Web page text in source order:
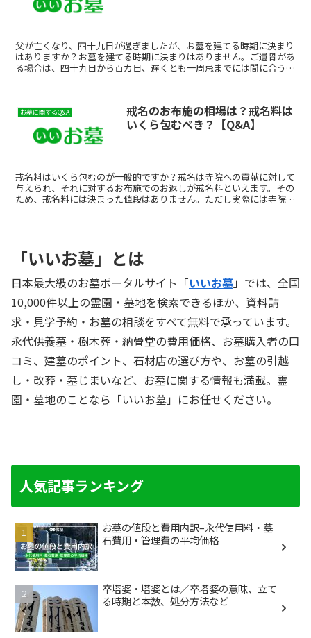
父が亡くなり、四十九日が過ぎましたが、お墓を建てる時期に決まり
はありますか？お墓を建てる時期に決まりはありません。ご遺骨があ
る場合は、四十九日から百カ日、遅くとも一周忌までには間に合うよ
お墓に関するQ&A
戒名のお布施の相場は？戒名料は
いくら包むべき？【Q&A】
戒名料はいくら包むのが一般的ですか？戒名は寺院への貢献に対して
与えられ、それに対するお布施でのお返しが戒名料といえます。その
ため、戒名料には決まった値段はありません。ただし実際には寺院に
「いいお墓」とは
日本最大級のお墓ポータルサイト「いいお墓」では、全国
10,000件以上の霊園・墓地を検索できるほか、資料請
求・見学予約・お墓の相談をすべて無料で承っています。
永代供養墓・樹木葬・納骨堂の費用価格、お墓購入者の口
コミ、建墓のポイント、石材店の選び方や、お墓の引越
し・改葬・墓じまいなど、お墓に関する情報も満載。霊
園・墓地のことなら「いいお墓」にお任せください。
人気記事ランキング
お墓の値段と費用内訳–永代使用料・墓
石費用・管理費の平均価格
卒塔婆・塔婆とは／卒塔婆の意味、立て
る時期と本数、処分方法など